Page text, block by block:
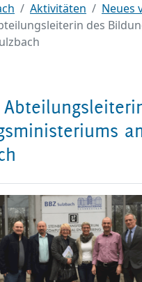
Aktivitäten
Neues
des